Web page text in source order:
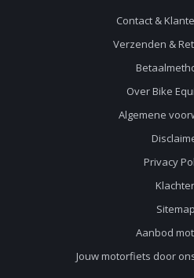
Contact &
Verzenden &
Over Bike
Algemene
Privacy
Sitemap
Aanbod
Jouw motorfiets door